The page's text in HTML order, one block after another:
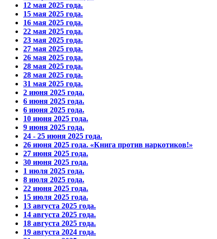
12 мая 2025 года.
15 мая 2025 года.
16 мая 2025 года.
22 мая 2025 года.
23 мая 2025 года.
27 мая 2025 года.
26 мая 2025 года.
28 мая 2025 года.
28 мая 2025 года.
31 мая 2025 года.
2 июня 2025 года.
6 июня 2025 года.
6 июня 2025 года.
10 июня 2025 года.
9 июня 2025 года.
24 - 25 июня 2025 года.
26 июня 2025 года. «Книга против наркотиков!»
27 июня 2025 года.
30 июня 2025 года.
1 июля 2025 года.
8 июля 2025 года.
22 июня 2025 года.
15 июля 2025 года.
13 августа 2025 года.
14 августа 2025 года.
18 августа 2025 года.
19 августа 2024 года.